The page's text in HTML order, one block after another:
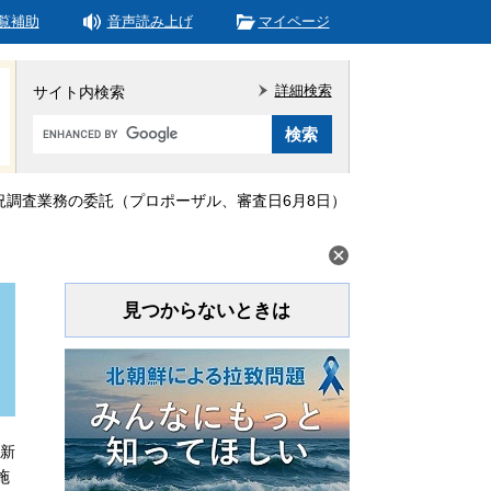
補助 音声読み上げ マイページ
サイト内検索
Google
タ
ム
詳細検索
査業務の委託（プロポーザル、審査日6月8日）
見つからないときは